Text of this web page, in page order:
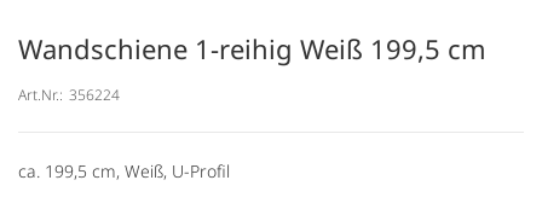
Wandschiene 1-reihig Weiß 199,5 cm
Art.Nr.: 356224
ca. 199,5 cm, Weiß, U-Profil